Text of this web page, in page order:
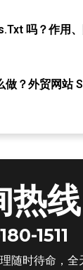
吗？作用
？外贸网站
热线
1511
随时待命，全